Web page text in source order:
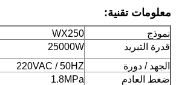
معلومات تقنية:
نموذج
WX250
قدرة التبريد
25000W
الجهد / دورة
220VAC / 50HZ
ضغط العادم
1.8MPa